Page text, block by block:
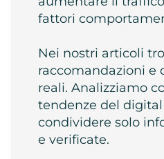
fattori
Nei nostri articoli
raccomandazioni e
reali. Analizziamo
tendenze del
condividere solo
e verificate.